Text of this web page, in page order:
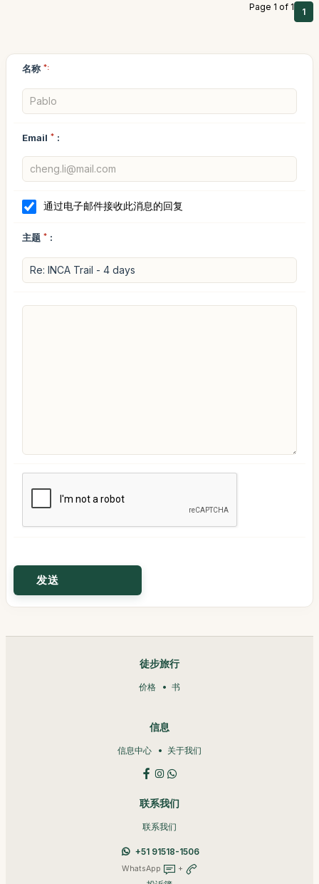
Page 1 of 1 1
名称 *:
Email * :
通过电子邮件接收此消息的回复
主题 * :
徒步旅行
价格 书
信息
信息中心 关于我们
联系我们
联系我们
+51 91518-1506
WhatsApp +